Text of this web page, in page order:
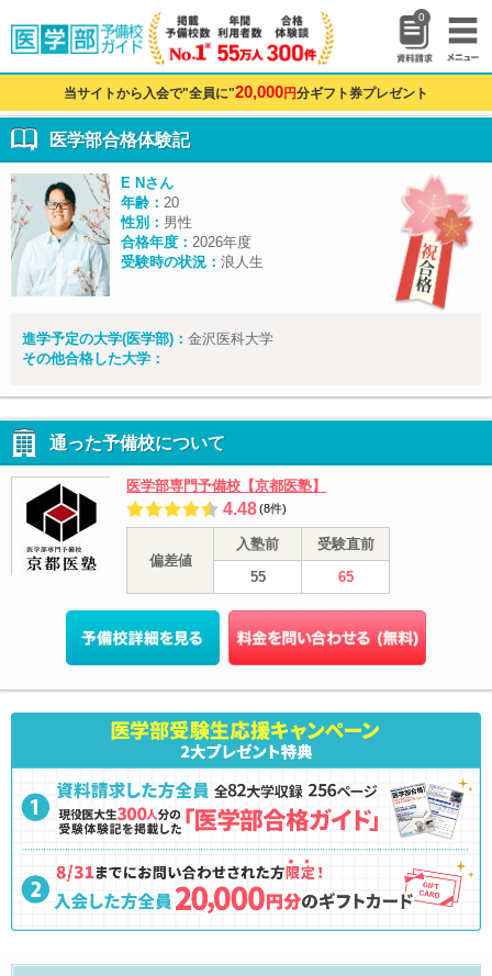
0
当サイトから入会で"全員に"20,000円分ギフト券プレゼント
医学部合格体験記
E Nさん
年齢： 20
性別： 男性
合格年度： 2026年度
受験時の状況： 浪人生
進学予定の大学(医学部)： 金沢医科大学
その他合格した大学：
通った予備校について
医学部専門予備校【京都医塾】
4.48(8件)
偏差値
入塾前
受験直前
55
65